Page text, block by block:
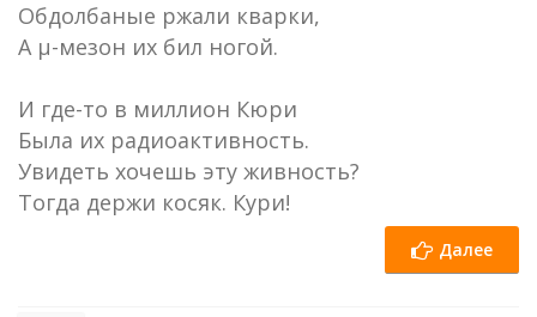
Обдолбаные ржали кварки,
А µ-мезон их бил ногой.
И где-то в миллион Кюри
Была их радиоактивность.
Увидеть хочешь эту живность?
Тогда держи косяк. Кури!
Далее